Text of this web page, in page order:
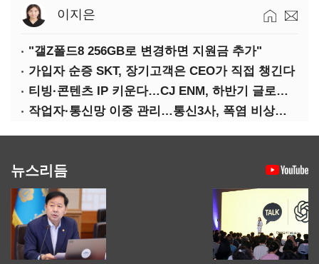
이지은
"갤Z폴드8 256GB로 변경하면 지원금 추가"
가입자 순증 SKT, 장기고객은 CEO가 직접 챙긴다
티빙·콘텐츠 IP 키운다…CJ ENM, 하반기 글로벌 확장 가속
작업자·통신망 이중 관리…통신3사, 폭염 비상대응 돌입
뉴스리듬